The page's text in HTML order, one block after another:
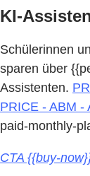
KI-
Schülerinnen
sparen über
Assistenten.
PRICE - ABM -
paid-monthly-
CTA {{buy-